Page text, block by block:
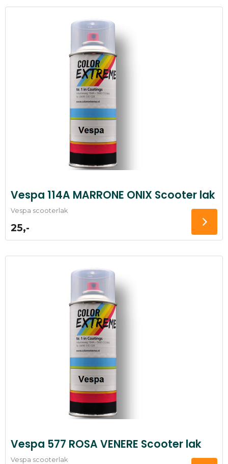
Vespa 114A MARRONE ONIX Scooter lak
Vespa scooterlak
25,-
Vespa 577 ROSA VENERE Scooter lak
Vespa scooterlak